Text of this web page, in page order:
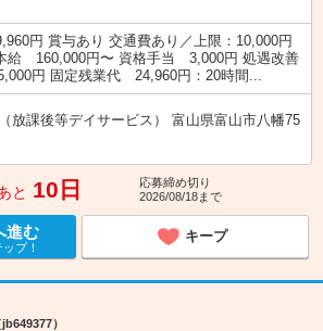
円 賞与あり 交通費あり／上限：10,000円
給 160,000円〜 資格手当 3,000円 処遇改善
円 固定残業代 24,960円：20時間...
放課後等デイサービス） 富山県富山市八幡75
と 10日
応募締め切り
2026/08/18まで
進む
プ！
キープ
）